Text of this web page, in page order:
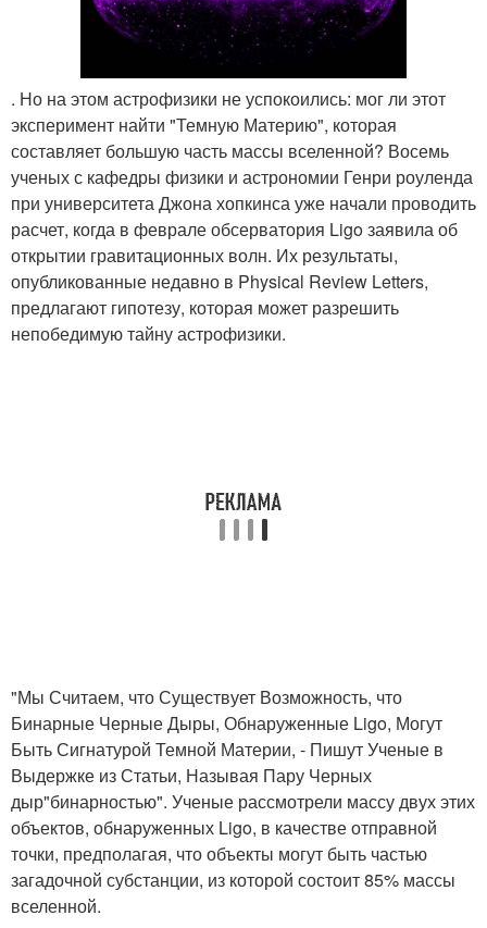
. Но на этом астрофизики не успокоились: мог ли этот
эксперимент найти "Темную Материю", которая
составляет большую часть массы вселенной? Восемь
ученых с кафедры физики и астрономии Генри роуленда
при университета Джона хопкинса уже начали проводить
расчет, когда в феврале обсерватория Ligo заявила об
открытии гравитационных волн. Их результаты,
опубликованные недавно в Physical Review Letters,
предлагают гипотезу, которая может разрешить
непобедимую тайну астрофизики.
"Мы Считаем, что Существует Возможность, что
Бинарные Черные Дыры, Обнаруженные Ligo, Могут
Быть Сигнатурой Темной Материи, - Пишут Ученые в
Выдержке из Статьи, Называя Пару Черных
дыр"бинарностью". Ученые рассмотрели массу двух этих
объектов, обнаруженных Ligo, в качестве отправной
точки, предполагая, что объекты могут быть частью
загадочной субстанции, из которой состоит 85% массы
вселенной.